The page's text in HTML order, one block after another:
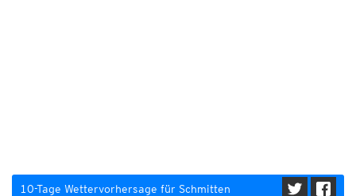
10-Tage Wettervorhersage für Schmitten